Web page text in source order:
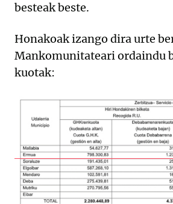
besteak beste.
Honakoak izango dira urte
Mankomunitateari ordaindu
kuotak: